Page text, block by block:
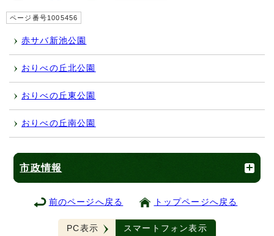
ページ番号1005456
赤サバ新池公園
おりべの丘北公園
おりべの丘東公園
おりべの丘南公園
市政情報
前のページへ戻る トップページへ戻る
PC表示 スマートフォン表示